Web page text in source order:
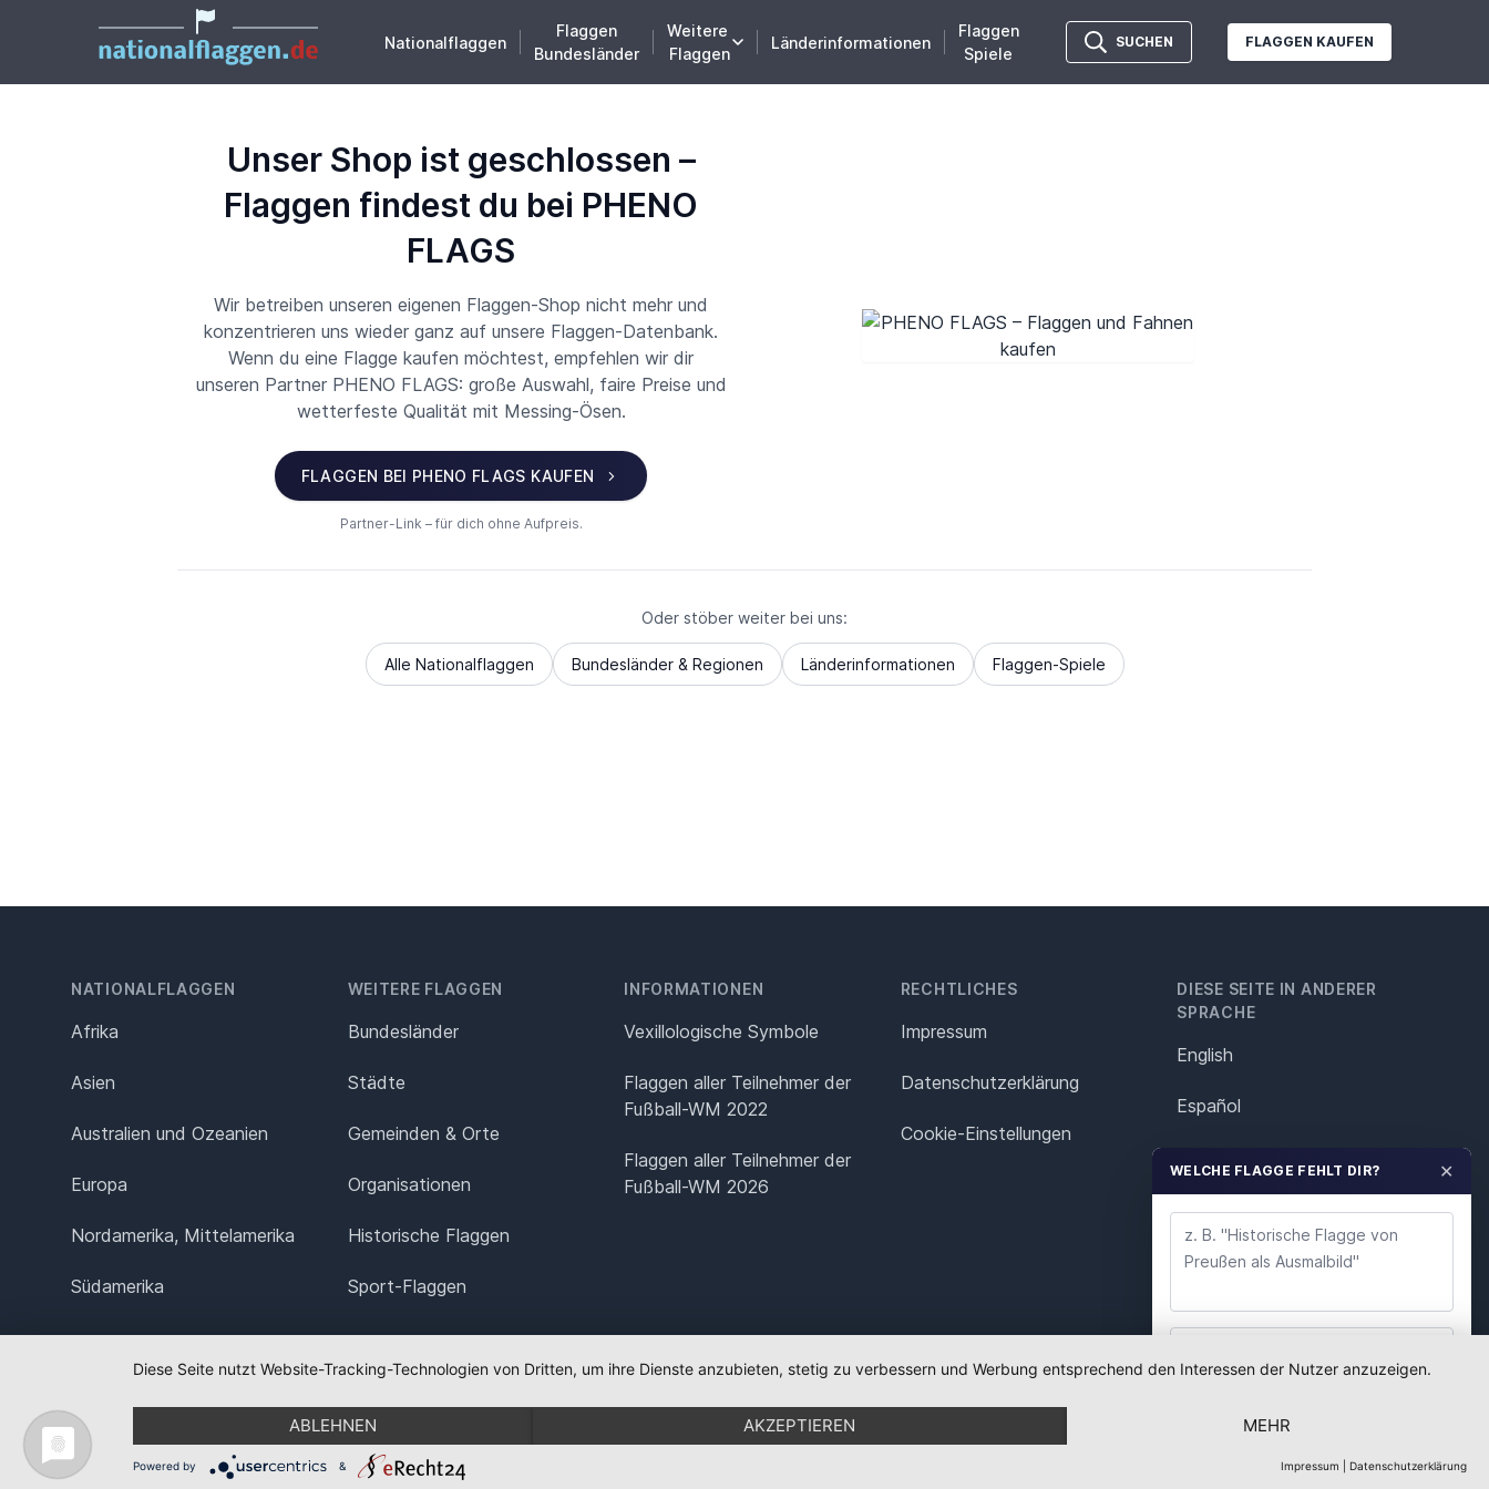
Nationalflaggen
Flaggen
Bundesländer
Weitere
Flaggen
Länderinformationen
Flaggen
Spiele
SUCHEN FLAGGEN KAUFEN
Unser Shop ist geschlossen –
Flaggen findest du bei PHENO
FLAGS
Wir betreiben unseren eigenen Flaggen-Shop nicht mehr und
konzentrieren uns wieder ganz auf unsere Flaggen-Datenbank.
Wenn du eine Flagge kaufen möchtest, empfehlen wir dir
unseren Partner PHENO FLAGS: große Auswahl, faire Preise und
wetterfeste Qualität mit Messing-Ösen.
FLAGGEN BEI PHENO FLAGS KAUFEN
Partner-Link – für dich ohne Aufpreis.
Oder stöber weiter bei uns:
Alle Nationalflaggen Bundesländer & Regionen Länderinformationen Flaggen-Spiele
NATIONALFLAGGEN
Afrika
Asien
Australien und Ozeanien
Europa
Nordamerika, Mittelamerika
Südamerika
WEITERE FLAGGEN
Bundesländer
Städte
Gemeinden & Orte
Organisationen
Historische Flaggen
Sport-Flaggen
INFORMATIONEN
Vexillologische Symbole
Flaggen aller Teilnehmer der
Fußball-WM 2022
Flaggen aller Teilnehmer der
Fußball-WM 2026
RECHTLICHES
Impressum
Datenschutz­erklärung
Cookie-Einstellungen
DIESE SEITE IN ANDERER
SPRACHE
English
Español
Italiano
Polska
Português
Nederlands
WELCHE FLAGGE FEHLT DIR? ✕
Diese Seite nutzt Website-Tracking-Technologien von Dritten, um ihre Dienste anzubieten, stetig zu verbessern und Werbung entsprechend den Interessen der Nutzer anzuzeigen.
ABLEHNEN AKZEPTIEREN MEHR
Powered by & Impressum Datenschutzerklärung